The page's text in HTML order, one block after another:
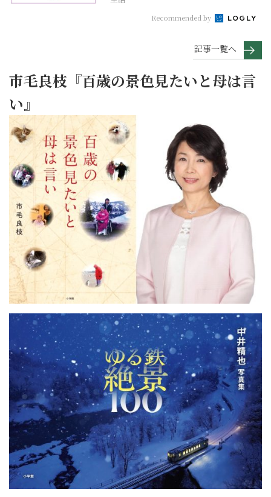
Recommended by
記事一覧へ
市毛良枝『百歳の景色見たいと母は言
い』